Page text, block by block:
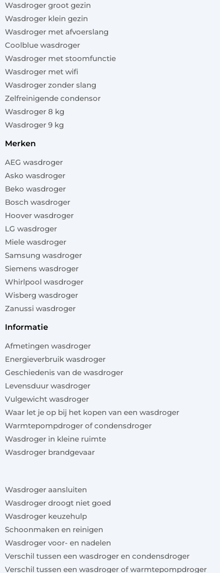
Wasdroger groot gezin
Wasdroger klein gezin
Wasdroger met afvoerslang
Coolblue wasdroger
Wasdroger met stoomfunctie
Wasdroger met wifi
Wasdroger zonder slang
Zelfreinigende condensor
Wasdroger 8 kg
Wasdroger 9 kg
merken
AEG wasdroger
Asko wasdroger
Beko wasdroger
Bosch wasdroger
Hoover wasdroger
LG wasdroger
Miele wasdroger
Samsung wasdroger
Siemens wasdroger
Whirlpool wasdroger
Wisberg wasdroger
Zanussi wasdroger
informatie
Afmetingen wasdroger
Energieverbruik wasdroger
Geschiedenis van de wasdroger
Levensduur wasdroger
Vulgewicht wasdroger
Waar let je op bij het kopen van een wasdroger
Warmtepompdroger of condensdroger
Wasdroger in kleine ruimte
Wasdroger brandgevaar
Wasdroger aansluiten
Wasdroger droogt niet goed
Wasdroger keuzehulp
Schoonmaken en reinigen
Wasdroger voor- en nadelen
Verschil tussen een wasdroger en condensdroger
Verschil tussen een wasdroger of warmtepompdroger